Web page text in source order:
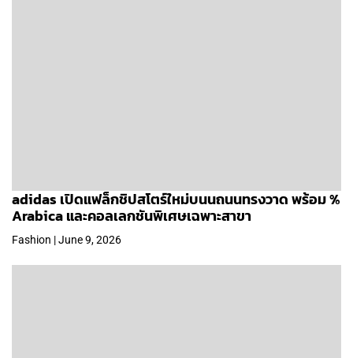
adidas เปิดแฟล็กชิปสโตร์ใหม่บนนถนนทรงวาด พร้อม %
Arabica และคอลเลกชันพิเศษเฉพาะสาขา
Fashion | June 9, 2026